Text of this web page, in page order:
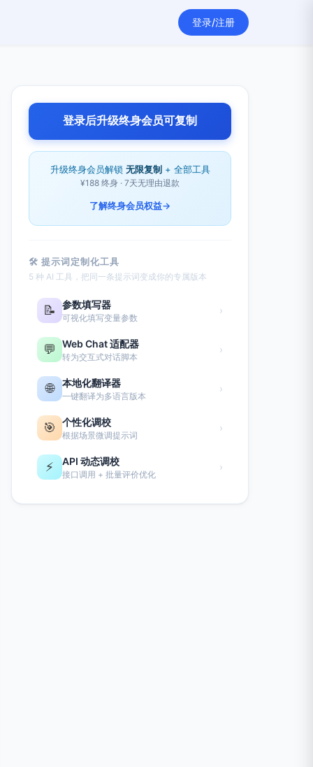
登录/注册
登录后升级终身会员可复制
升级终身会员解锁 无限复制 + 全部工具
¥188 终身 · 7天无理由退款
了解终身会员权益→
🛠 提示词定制化工具
5 种 AI 工具，把同一条提示词变成你的专属版本
📝 参数填写器
可视化填写变量参数
›
💬 Web Chat 适配器
转为交互式对话脚本
›
🌐 本地化翻译器
一键翻译为多语言版本
›
🎯 个性化调校
根据场景微调提示词
›
⚡ API 动态调校
接口调用 + 批量评价优化
›